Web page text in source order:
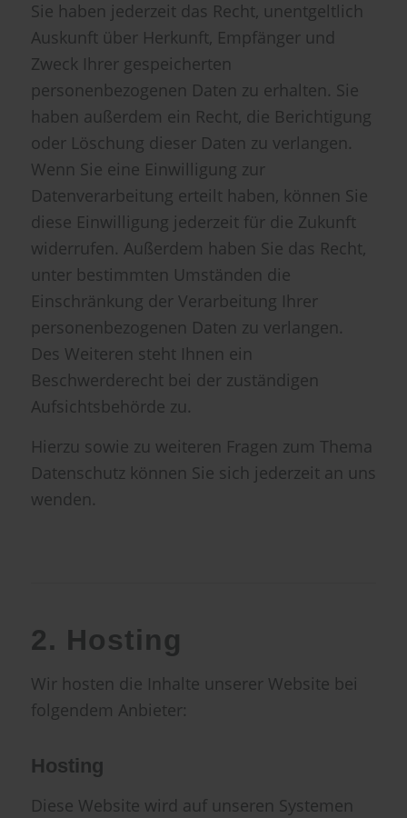
Sie haben jederzeit das Recht, unentgeltlich
Auskunft über Herkunft, Empfänger und
Zweck Ihrer gespeicherten
personenbezogenen Daten zu erhalten. Sie
haben außerdem ein Recht, die Berichtigung
oder Löschung dieser Daten zu verlangen.
Wenn Sie eine Einwilligung zur
Datenverarbeitung erteilt haben, können Sie
diese Einwilligung jederzeit für die Zukunft
widerrufen. Außerdem haben Sie das Recht,
unter bestimmten Umständen die
Einschränkung der Verarbeitung Ihrer
personenbezogenen Daten zu verlangen.
Des Weiteren steht Ihnen ein
Beschwerderecht bei der zuständigen
Aufsichtsbehörde zu.
Hierzu sowie zu weiteren Fragen zum Thema
Datenschutz können Sie sich jederzeit an uns
wenden.
2. Hosting
Wir hosten die Inhalte unserer Website bei
folgendem Anbieter:
Hosting
Diese Website wird auf unseren Systemen